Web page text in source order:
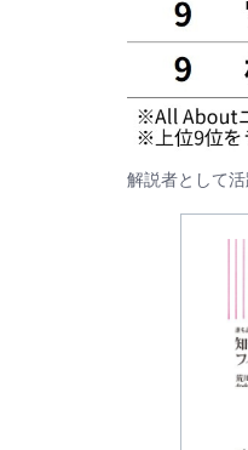
解説者として